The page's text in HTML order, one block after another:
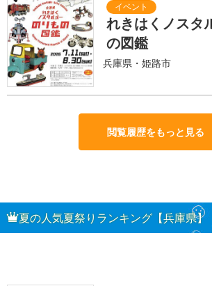
れきはくノスタ
の図鑑
兵庫県・姫路市
閲覧履歴をもっと見る
夏の人気夏祭りランキング【兵庫県】